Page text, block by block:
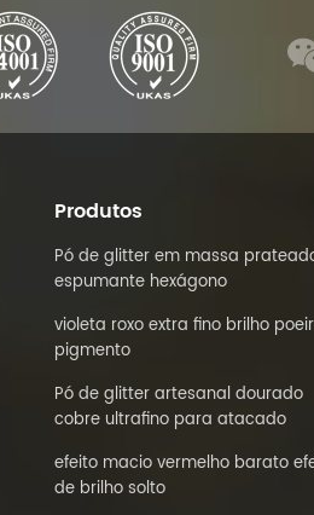
Produtos
Pó de glitter em massa
espumante hexágono
violeta roxo extra fino brilho
pigmento
Pó de glitter artesanal dourado
cobre ultrafino para atacado
efeito macio vermelho barato
de brilho solto